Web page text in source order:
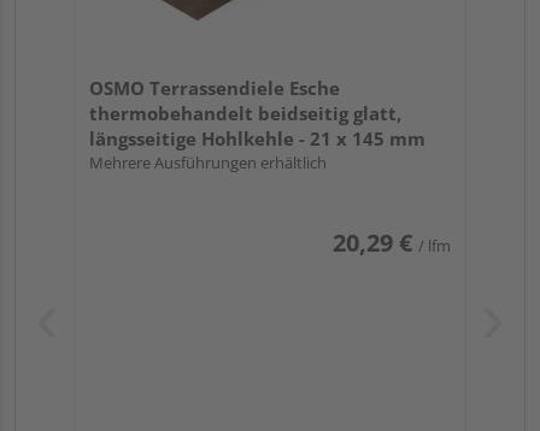
OSMO Terrassendiele Esche
thermobehandelt beidseitig glatt,
längsseitige Hohlkehle - 21 x 145 mm
Mehrere Ausführungen erhältlich
20,29 € / lfm